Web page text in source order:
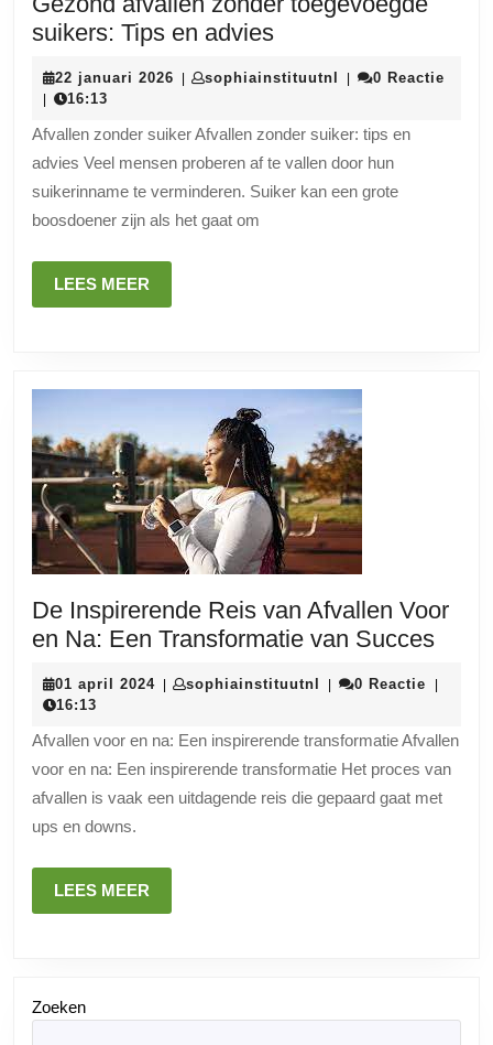
suikers: Tips en adviesGezond
zonder
suikers:
Tips
en
22 januari 2026 22
sophiainstituutnl sophiainstituutnl
0 Reactie
16:13
Afvallen zonder suiker Afvallen zonder suiker: tips en
advies Veel mensen proberen af te vallen door hun
suikerinname te verminderen. Suiker kan een grote
boosdoener zijn als het gaat om
LEES MEER
MEER
De Inspirerende Reis van Afvallen Voor
en Na: Een Transformatie van SuccesDe
Reis
Voor
en
01 april 202401
sophiainstituutnl sophiainstituutnl
0 Reactie
16:13
Afvallen voor en na: Een inspirerende transformatie Afvallen
voor en na: Een inspirerende transformatie Het proces van
afvallen is vaak een uitdagende reis die gepaard gaat met
ups en downs.
LEES MEER
MEER
Zoeken